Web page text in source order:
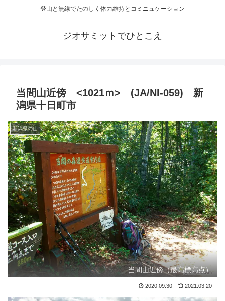
登山と無線でたのしく体力維持とコミニュケーション
ジオサミットでひとこえ
当間山近傍 <1021ｍ> (JA/NI-059) 新
潟県十日町市
新潟県の山
当間山近傍（最高標高点）
2020.09.30 2021.03.20